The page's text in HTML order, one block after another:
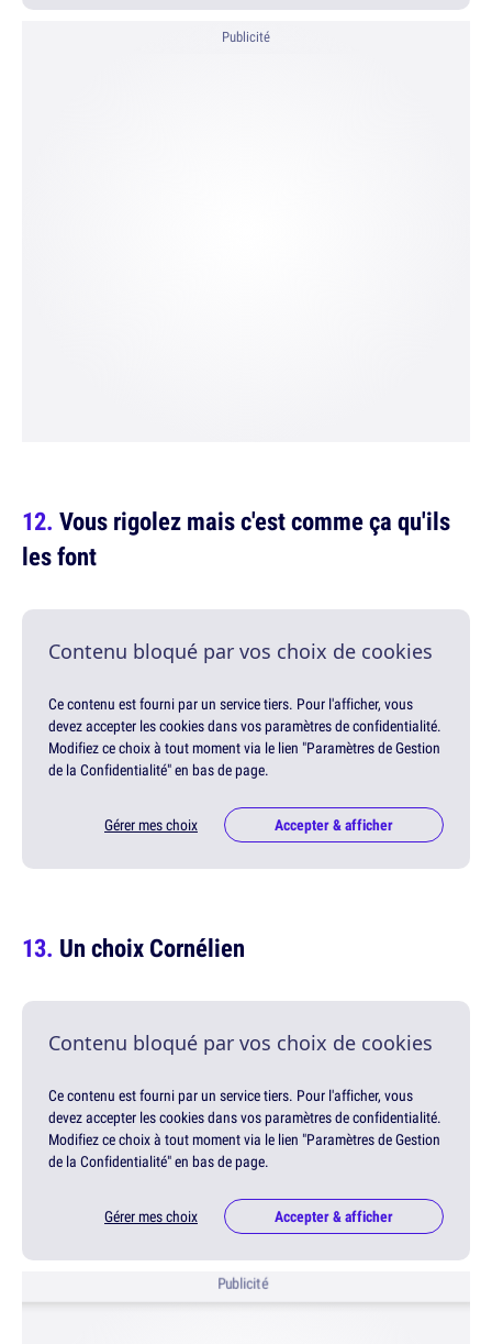
Publicité
Vous rigolez mais c'est comme ça qu'ils
les font
Contenu bloqué par vos choix de cookies
Ce contenu est fourni par un service tiers. Pour l'afficher, vous
devez accepter les cookies dans vos paramètres de confidentialité.
Modifiez ce choix à tout moment via le lien "Paramètres de Gestion
de la Confidentialité" en bas de page.
Gérer mes choix Accepter & afficher
Un choix Cornélien
Contenu bloqué par vos choix de cookies
Ce contenu est fourni par un service tiers. Pour l'afficher, vous
devez accepter les cookies dans vos paramètres de confidentialité.
Modifiez ce choix à tout moment via le lien "Paramètres de Gestion
de la Confidentialité" en bas de page.
Gérer mes choix Accepter & afficher
Publicité